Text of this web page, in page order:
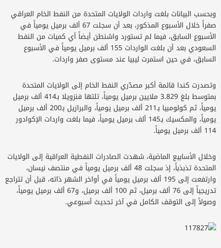
البيانات بلغت واردات الولايات المتحدة من النفط الخام العراقي
صفراً خلال الأسبوع المذكور، بعد أن سجلت 67 ألف برميل يومياً في
السابق، فيما لم تستورد واشنطن أيضاً أي كميات من النفط
السعودي بعد أن بلغت الواردات 155 ألف برميل يومياً في الأسبوع
في حين استمرت ليبيا عند مستوى صفر واردات.
كندا قائمة أكبر مصدّري النفط الخام إلى الولايات المتحدة
بمتوسط بلغ 3.829 ملايين برميل يومياً، تلتها فنزويلا بـ414 ألف برميل
يومياً، ثم كولومبيا بـ211 ألف برميل يومياً، والبرازيل بـ200 ألف برميل
يومياً، والمكسيك بـ145 ألف برميل يومياً، فيما بلغت واردات الإكوادور
يومياً.
الأسابيع الماضية، شهدت الصادرات النفطية العراقية إلى الولايات
المتحدة تذبذباً، إذ سجلت 48 ألف برميل يومياً في منتصف نيسان،
وارتفعت إلى 195 ألف برميل يومياً في أواخر الشهر ذاته، قبل أن تتراجع
تدريجياً إلى 76 ألف برميل، ثم 100 ألف برميل، و67 ألف برميل يومياً،
إلى التوقف الكامل في آخر تحديث أسبوعي.